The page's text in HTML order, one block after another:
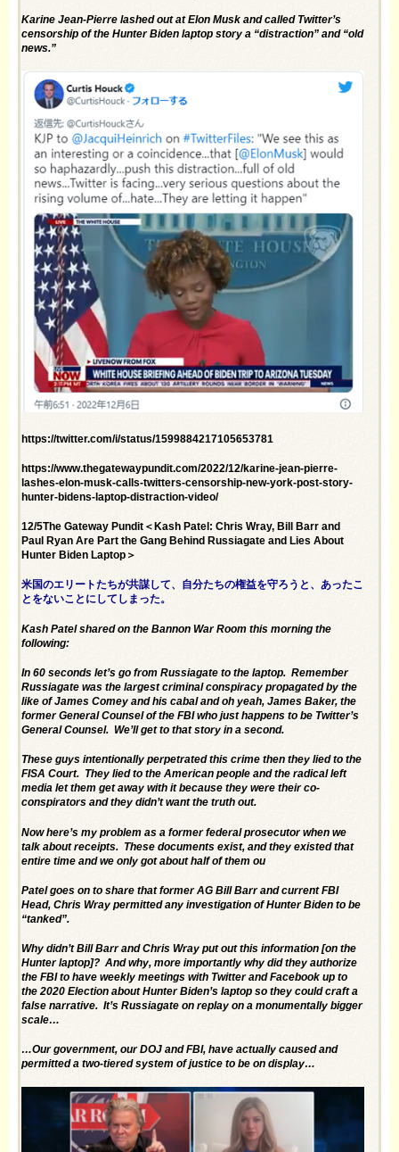
Karine Jean-Pierre lashed out at Elon Musk and called Twitter’s
censorship of the Hunter Biden laptop story a “distraction” and “old
news.”
https://twitter.com/i/status/1599884217105653781
https://www.thegatewaypundit.com/2022/12/karine-jean-pierre-
lashes-elon-musk-calls-twitters-censorship-new-york-post-story-
hunter-bidens-laptop-distraction-video/
12/5The Gateway Pundit＜Kash Patel: Chris Wray, Bill Barr and
Paul Ryan Are Part the Gang Behind Russiagate and Lies About
Hunter Biden Laptop＞
米国のエリートたちが共謀して、自分たちの権益を守ろうと、あったこ
とをないことにしてしまった。
Kash Patel shared on the Bannon War Room this morning the
following:
In 60 seconds let’s go from Russiagate to the laptop. Remember
Russiagate was the largest criminal conspiracy propagated by the
like of James Comey and his cabal and oh yeah, James Baker, the
former General Counsel of the FBI who just happens to be Twitter’s
General Counsel. We’ll get to that story in a second.
These guys intentionally perpetrated this crime then they lied to the
FISA Court. They lied to the American people and the radical left
media let them get away with it because they were their co-
conspirators and they didn’t want the truth out.
Now here’s my problem as a former federal prosecutor when we
talk about receipts. These documents exist, and they existed that
entire time and we only got about half of them ou
Patel goes on to share that former AG Bill Barr and current FBI
Head, Chris Wray permitted any investigation of Hunter Biden to be
“tanked”.
Why didn’t Bill Barr and Chris Wray put out this information [on the
Hunter laptop]? And why, more importantly why did they authorize
the FBI to have weekly meetings with Twitter and Facebook up to
the 2020 Election about Hunter Biden’s laptop so they could craft a
false narrative. It’s Russiagate on replay on a monumentally bigger
scale…
…Our government, our DOJ and FBI, have actually caused and
permitted a two-tiered system of justice to be on display…